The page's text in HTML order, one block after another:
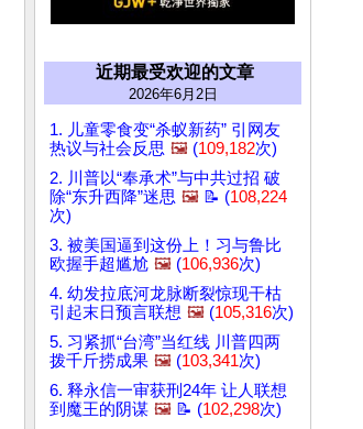
近期最受欢迎的文章
2026年6月2日
1. 儿童零食变“杀蚁新药” 引网友
热议与社会反思 🖼️ (109,182次)
2. 川普以“奉承术”与中共过招 破
除“东升西降”迷思 🖼️ 📝 (108,224
次)
3. 被美国逼到这份上！习与鲁比
欧握手超尴尬 🖼️ (106,936次)
4. 幼发拉底河龙脉断裂惊现干枯
引起末日预言联想 🖼️ (105,316次)
5. 习紧抓“台湾”当红线 川普四两
拨千斤捞成果 🖼️ (103,341次)
6. 释永信一审获刑24年 让人联想
到魔王的阴谋 🖼️ 📝 (102,298次)